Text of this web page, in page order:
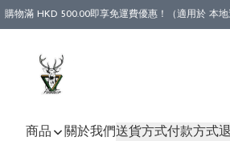
購物滿 HKD 500.00即享免運費優惠！（適用於 本
商品 關於我們送貨方式付款方式